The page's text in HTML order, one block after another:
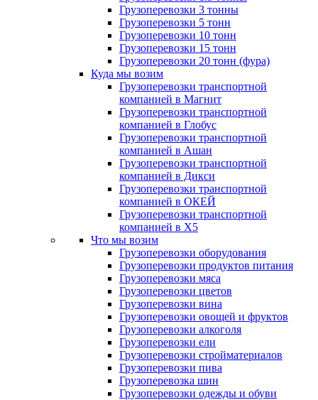
Грузоперевозки 3 тонны
Грузоперевозки 5 тонн
Грузоперевозки 10 тонн
Грузоперевозки 15 тонн
Грузоперевозки 20 тонн (фура)
Куда мы возим
Грузоперевозки транспортной
компанией в Магнит
Грузоперевозки транспортной
компанией в Глобус
Грузоперевозки транспортной
компанией в Ашан
Грузоперевозки транспортной
компанией в Дикси
Грузоперевозки транспортной
компанией в ОКЕЙ
Грузоперевозки транспортной
компанией в X5
Что мы возим
Грузоперевозки оборудования
Грузоперевозки продуктов питания
Грузоперевозки мяса
Грузоперевозки цветов
Грузоперевозки вина
Грузоперевозки овощей и фруктов
Грузоперевозки алкоголя
Грузоперевозки ели
Грузоперевозки стройматериалов
Грузоперевозки пива
Грузоперевозка шин
Грузоперевозки одежды и обуви